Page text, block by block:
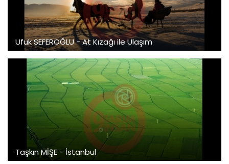
Ufuk SEFEROĞLU - At Kızağı ile Ulaşım
Taşkın MİŞE - İstanbul